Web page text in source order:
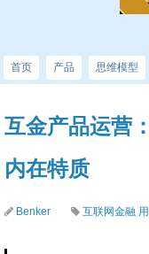
首页 产品 思维模型
互金产品运营
内在特质
Benker 互联网金融